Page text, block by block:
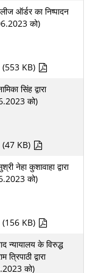
ऑर्डर का निष्पादन
को)
(553 KB)
सिंह द्वारा
को)
(47 KB)
नेहा कुशावाहा द्वारा
को)
(156 KB)
न्यायालय के विरुद्ध
द्वारा
को)